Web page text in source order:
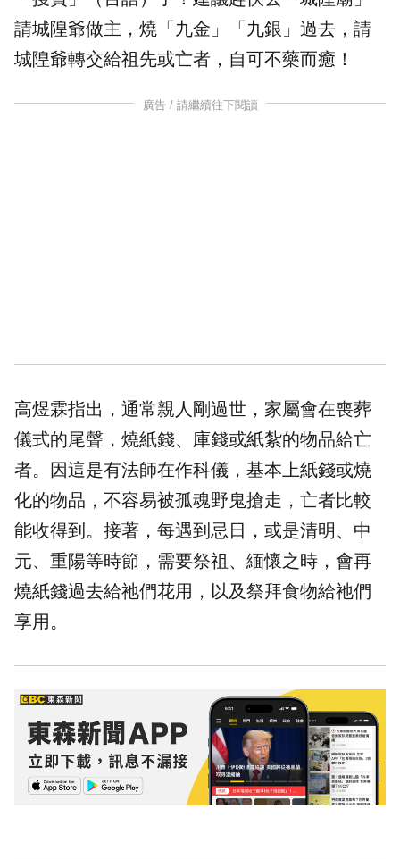
請城隍爺做主，燒「九金」「九銀」過去，請
城隍爺轉交給祖先或亡者，自可不藥而癒！
廣告 / 請繼續往下閱讀
高煜霖指出，通常親人剛過世，家屬會在喪葬
儀式的尾聲，燒紙錢、庫錢或紙紮的物品給亡
者。因這是有法師在作科儀，基本上紙錢或燒
化的物品，不容易被孤魂野鬼搶走，亡者比較
能收得到。接著，每遇到忌日，或是清明、中
元、重陽等時節，需要祭祖、緬懷之時，會再
燒紙錢過去給祂們花用，以及祭拜食物給祂們
享用。